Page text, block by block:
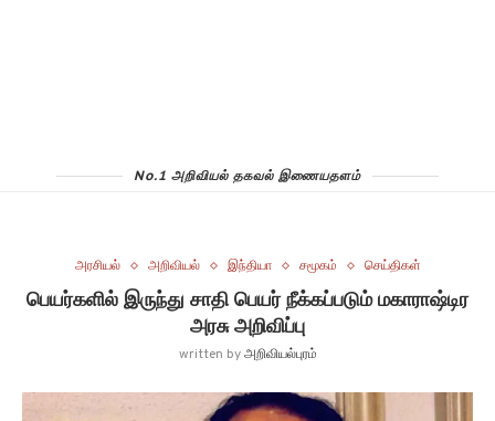
No.1 அறிவியல் தகவல் இணையதளம்
அரசியல் அறிவியல் இந்தியா சமூகம் செய்திகள்
பெயர்களில் இருந்து சாதி பெயர் நீக்கப்படும் மகாராஷ்டிர
அரசு அறிவிப்பு
written byஅறிவியல்புரம்